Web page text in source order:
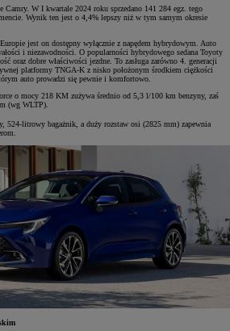
Camry. W I kwartale 2024 roku sprzedano 141 284 egz. tego
Wynik ten jest o 4,4% lepszy niż w tym samym okresie
jest on dostępny wyłącznie z napędem hybrydowym. Auto
i niezawodności. O popularności hybrydowego sedana Toyoty
oraz dobre właściwości jezdne. To zasługa zarówno 4. generacji
platformy TNGA-K z nisko położonym środkiem ciężkości
auto prowadzi się pewnie i komfortowo.
o mocy 218 KM zużywa średnio od 5,3 l/100 km benzyny, zaś
(wg WLTP).
524-litrowy bagażnik, a duży rozstaw osi (2825 mm) zapewnia